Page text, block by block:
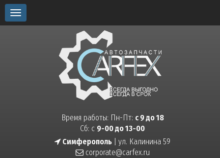
Toggle
navigation
Время работы: Пн-Пт: с 9 до 18
Сб: с 9-00 до 13-00
Симферополь | ул. Калинина 59
corporate@carfex.ru